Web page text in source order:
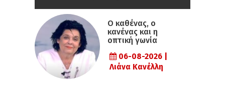
Ο καθένας, ο
κανένας και η
οπτική γωνία
06-08-2026 |
Λιάνα Κανέλλη